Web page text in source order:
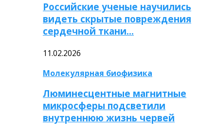
Российские ученые научились
видеть скрытые повреждения
сердечной ткани…
11.02.2026
Молекулярная биофизика
Люминесцентные магнитные
микросферы подсветили
внутреннюю жизнь червей